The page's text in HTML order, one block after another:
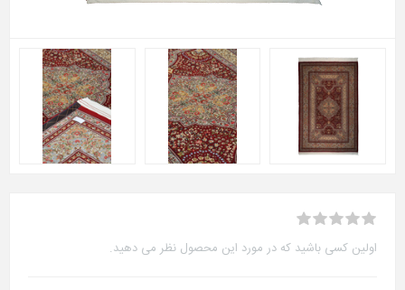
اولین کسی باشید که در مورد این محصول نظر می دهید.